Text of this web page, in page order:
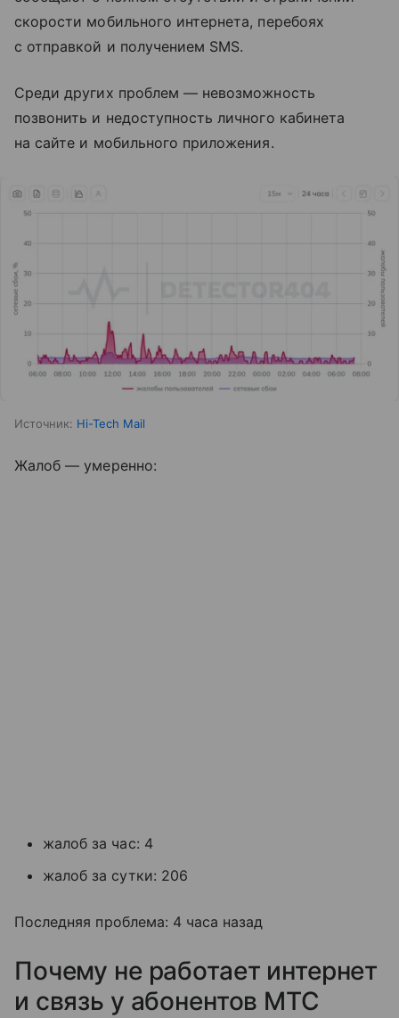
скорости мобильного интернета, перебоях
с отправкой и получением SMS.
Среди других проблем — невозможность
позвонить и недоступность личного кабинета
на сайте и мобильного приложения.
Источник: Hi-Tech Mail
Жалоб — умеренно:
жалоб за час: 4
жалоб за сутки: 206
Последняя проблема: 4 часа назад
Почему не работает интернет
и связь у абонентов МТС